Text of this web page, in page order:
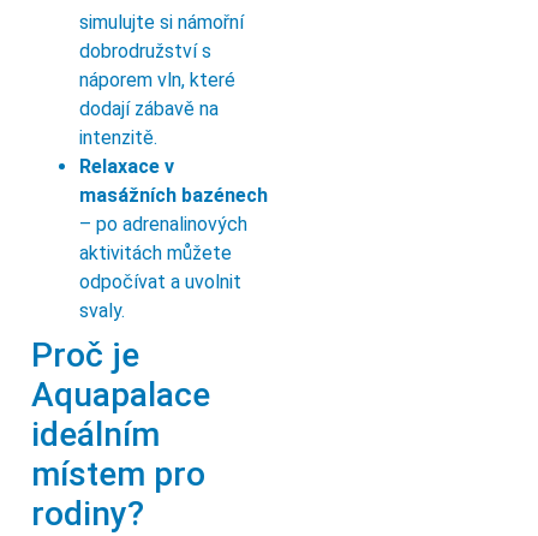
simulujte si námořní
dobrodružství s
náporem vln, které
dodají zábavě na
intenzitě.
Relaxace v
masážních bazénech
– po adrenalinových
aktivitách můžete
odpočívat a uvolnit
svaly.
Proč je
Aquapalace
ideálním
místem pro
rodiny?